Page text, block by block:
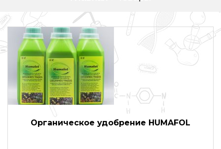
Органическое удобрение HUMAFOL